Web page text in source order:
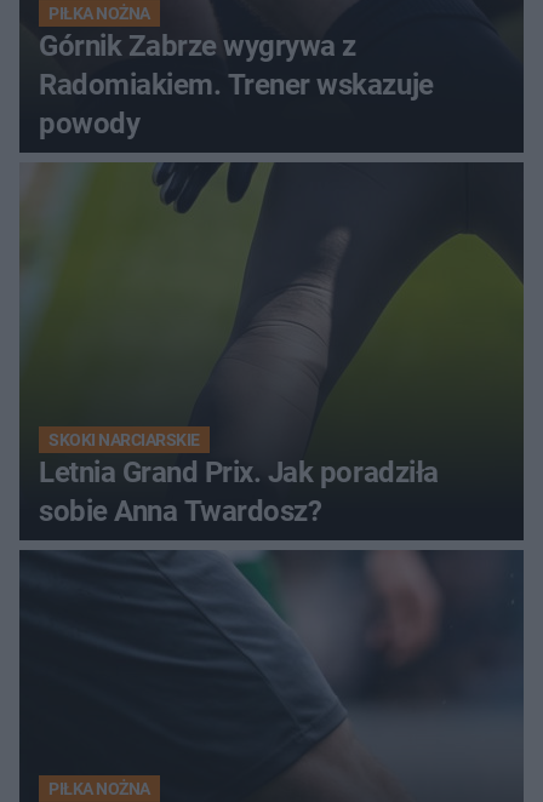
PIŁKA NOŻNA
Górnik Zabrze wygrywa z
Radomiakiem. Trener wskazuje
powody
SKOKI NARCIARSKIE
Letnia Grand Prix. Jak poradziła
sobie Anna Twardosz?
PIŁKA NOŻNA